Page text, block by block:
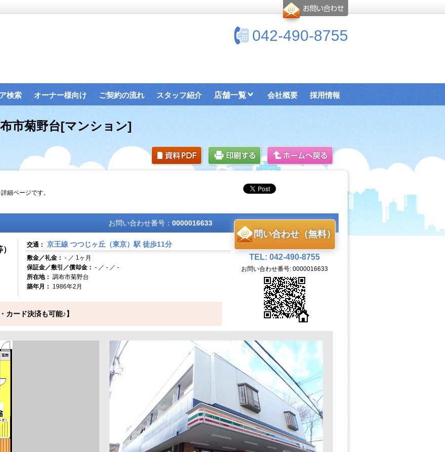
042-490-8755
検索 オーナー様向け ご契約の流れ スタッフ紹介 店舗一覧 会社概要 採用情報
市菊野台[マンション]
細ページです。
お問い合わせ番号： 0000016633
交通： 京王線 つつじヶ丘（東京）駅 徒歩11分
敷金／礼金： - ／ 1ヶ月
保証金／敷引／償却金： - ／ - ／ -
所在地： 調布市菊野台
築年月： 1986年2月
カード決済も可能♪】
問い合わせ（無料）
TEL: 042-490-8755
お問い合わせ番号: 0000016633